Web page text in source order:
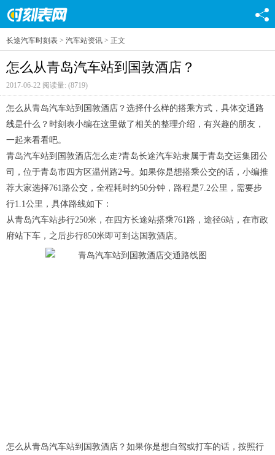
长途汽车时刻表 > 汽车站资讯 > 正文
怎么从青岛汽车站到国敦酒店？
2017-06-22 阅读量: (8719)
怎么从青岛汽车站到国敦酒店？选择什么样的搭乘方式，具体交通路
线是什么？时刻表小编在这里做了相关的整理介绍，有兴趣的朋友，
一起来看看吧。
青岛汽车站到国敦酒店怎么走?青岛长途汽车站隶属于青岛交运集团公
司，位于青岛市四方区温州路2号。如果你是想搭乘公交的话，小编推
荐大家选择761路公交，全程耗时约50分钟，路程是7.2公里，需要步
行1.1公里，具体路线如下：
从青岛汽车站步行250米，在四方长途站搭乘761路，途径6站，在市政
府站下车，之后步行850米即可到达国敦酒店。
怎么从青岛汽车站到国敦酒店？如果你是想自驾或打车的话，按照行